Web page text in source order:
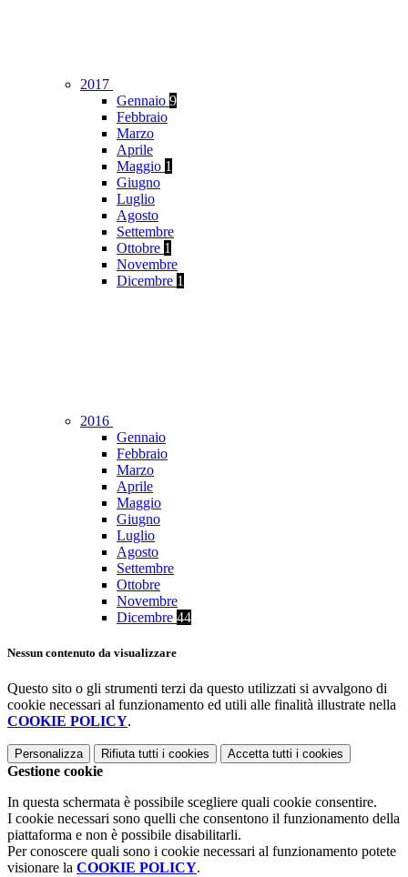
2017
Gennaio 9
Febbraio
Marzo
Aprile
Maggio 1
Giugno
Luglio
Agosto
Settembre
Ottobre 1
Novembre
Dicembre 1
2016
Gennaio
Febbraio
Marzo
Aprile
Maggio
Giugno
Luglio
Agosto
Settembre
Ottobre
Novembre
Dicembre 44
Nessun contenuto da visualizzare
Questo sito o gli strumenti terzi da questo utilizzati si avvalgono di
cookie necessari al funzionamento ed utili alle finalità illustrate nella
COOKIE POLICY.
Personalizza Rifiuta tutti i cookies Accetta tutti i cookies
Gestione cookie
In questa schermata è possibile scegliere quali cookie consentire.
I cookie necessari sono quelli che consentono il funzionamento della
piattaforma e non è possibile disabilitarli.
Per conoscere quali sono i cookie necessari al funzionamento potete
visionare la COOKIE POLICY.